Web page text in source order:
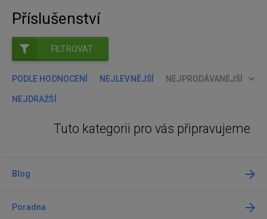
Příslušenství
FILTROVAT
PODLE HODNOCENÍ NEJLEVNĚJŠÍ NEJPRODÁVANĚJŠÍ
NEJDRAŽŠÍ
Tuto kategorii pro vás připravujeme
Blog
Poradna